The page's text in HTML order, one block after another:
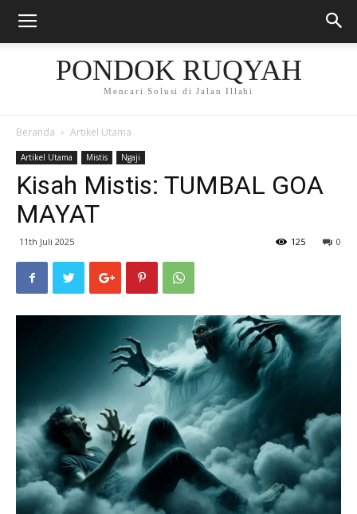
PONDOK RUQYAH
Mencari Solusi di Jalan Illahi
Beranda Artikel Utama
Artikel Utama Mistis Ngaji
Kisah Mistis: TUMBAL GOA
MAYAT
11th Juli 2025 0
125